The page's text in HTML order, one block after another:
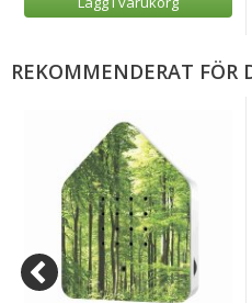
REKOMMENDERAT FÖR